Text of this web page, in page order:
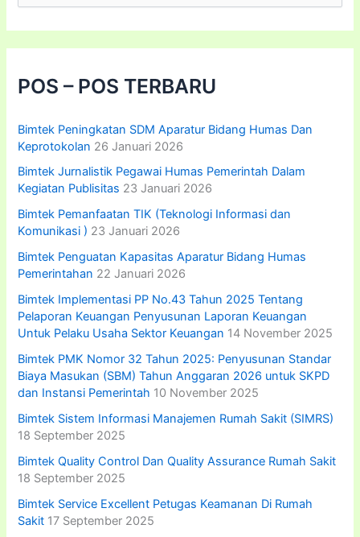
i
u
t
u
:
POS – POS TERBARU
Bimtek Peningkatan SDM Aparatur Bidang Humas Dan
Keprotokolan 26 Januari 2026
Bimtek Jurnalistik Pegawai Humas Pemerintah Dalam
Kegiatan Publisitas 23 Januari 2026
Bimtek Pemanfaatan TIK (Teknologi Informasi dan
Komunikasi ) 23 Januari 2026
Bimtek Penguatan Kapasitas Aparatur Bidang Humas
Pemerintahan 22 Januari 2026
Bimtek Implementasi PP No.43 Tahun 2025 Tentang
Pelaporan Keuangan Penyusunan Laporan Keuangan
Untuk Pelaku Usaha Sektor Keuangan 14 November 2025
Bimtek PMK Nomor 32 Tahun 2025: Penyusunan Standar
Biaya Masukan (SBM) Tahun Anggaran 2026 untuk SKPD
dan Instansi Pemerintah 10 November 2025
Bimtek Sistem Informasi Manajemen Rumah Sakit (SIMRS)
18 September 2025
Bimtek Quality Control Dan Quality Assurance Rumah Sakit
18 September 2025
Bimtek Service Excellent Petugas Keamanan Di Rumah
Sakit 17 September 2025